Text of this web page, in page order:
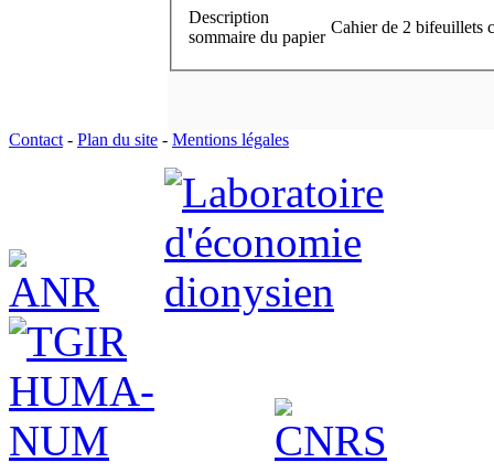
Description
sommaire du papier
Cahier de 2 bifeuillets
Contact - Plan du site - Mentions légales